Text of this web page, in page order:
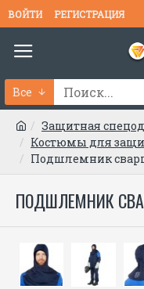
ВОЙТИ РЕГИСТРАЦИЯ
Все
Защитная
Костюмы для
Подшлемник
ПОДШЛЕМНИК